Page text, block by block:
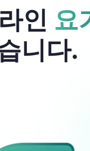
인 요
니다.